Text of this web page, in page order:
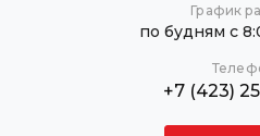
График
по будням с
+7 (423)